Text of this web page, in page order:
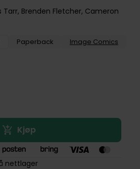
Tarr, Brenden Fletcher, Cameron
Paperback
Image Comics
Kjøp
nettlager